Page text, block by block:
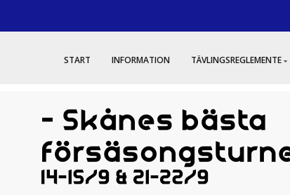
START INFORMATION TÄVLINGSREGLEMENTE